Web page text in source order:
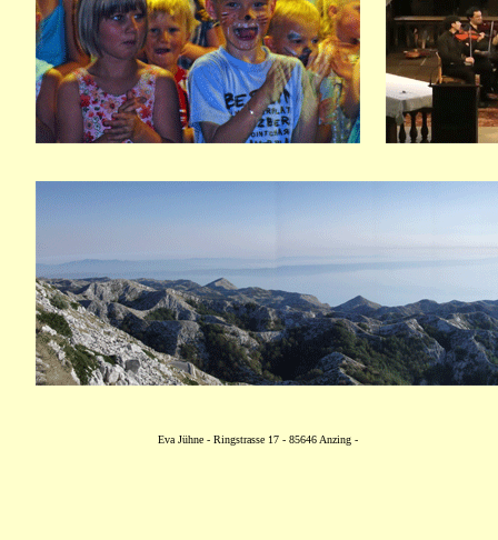
Eva Jühne - Ringstrasse 17 - 85646 Anzing -